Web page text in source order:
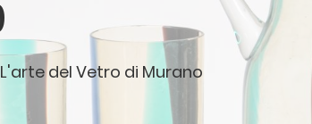
L'arte del Vetro di Murano